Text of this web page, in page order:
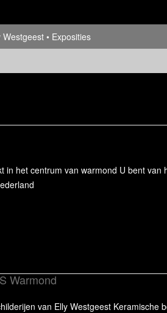
Westgeest
Exposities
het centrum van warmond U bent van
Warmond
van Elly Westgeest Keramische